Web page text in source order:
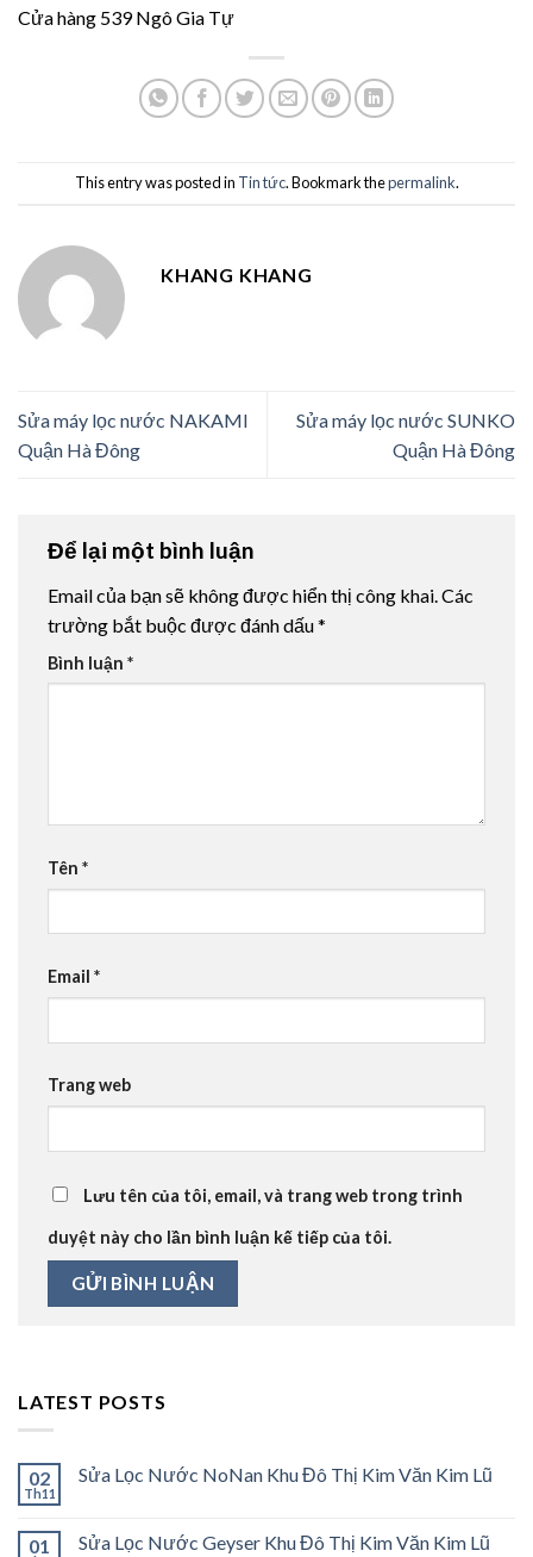
Cửa hàng 539 Ngô Gia Tự
This entry was posted in Tin tức. Bookmark thepermalink.
KHANG KHANG
Sửa máy lọc nước NAKAMI
Quận Hà Đông
Sửa máy lọc nước SUNKO
Quận Hà Đông
Để lại một bình luận
Email của bạn sẽ không được hiển thị công khai. Các
trường bắt buộc được đánh dấu*
Bình luận *
Tên *
Email *
Trang web
Lưu tên của tôi, email, và trang web trong trình
duyệt này cho lần bình luận kế tiếp của tôi.
LATEST POSTS
02
Th11
Sửa Lọc Nước NoNan Khu Đô Thị Kim Văn Kim Lũ
01 Sửa Lọc Nước Geyser Khu Đô Thị Kim Văn Kim Lũ